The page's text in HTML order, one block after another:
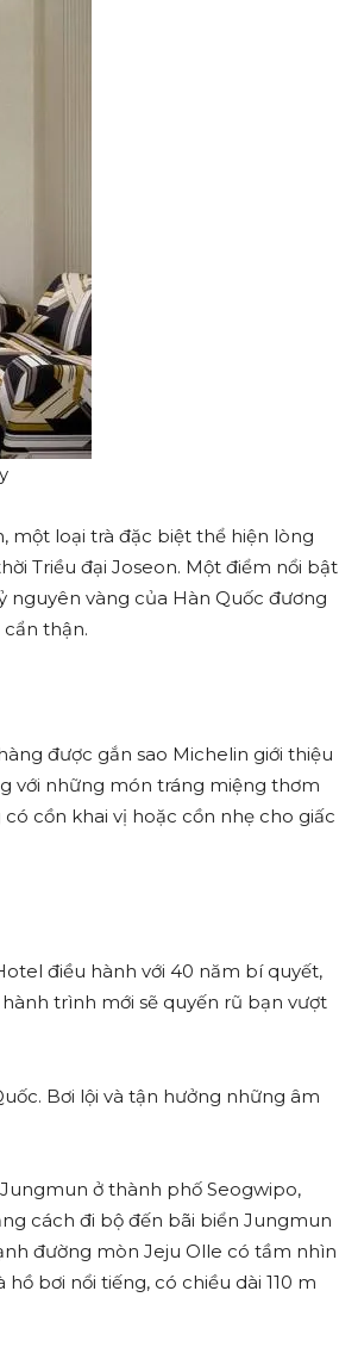
một loại trà đặc biệt thể hiện lòng
Triều đại Joseon. Một điểm nổi bật
nguyên vàng của Hàn Quốc đương
thận.
được gắn sao Michelin giới thiệu
với những món tráng miệng thơm
cồn khai vị hoặc cồn nhẹ cho giấc
điều hành với 40 năm bí quyết,
trình mới sẽ quyến rũ bạn vượt
Bơi lội và tận hưởng những âm
ở thành phố Seogwipo,
cách đi bộ đến bãi biển Jungmun
đường mòn Jeju Olle có tầm nhìn
bơi nổi tiếng, có chiều dài 110 m